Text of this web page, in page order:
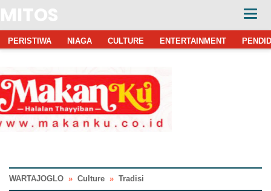
MITOS
PERISTIWA NIAGA CULTURE ENTERTAINMENT
WARTAJOGLO » Culture » Tradisi